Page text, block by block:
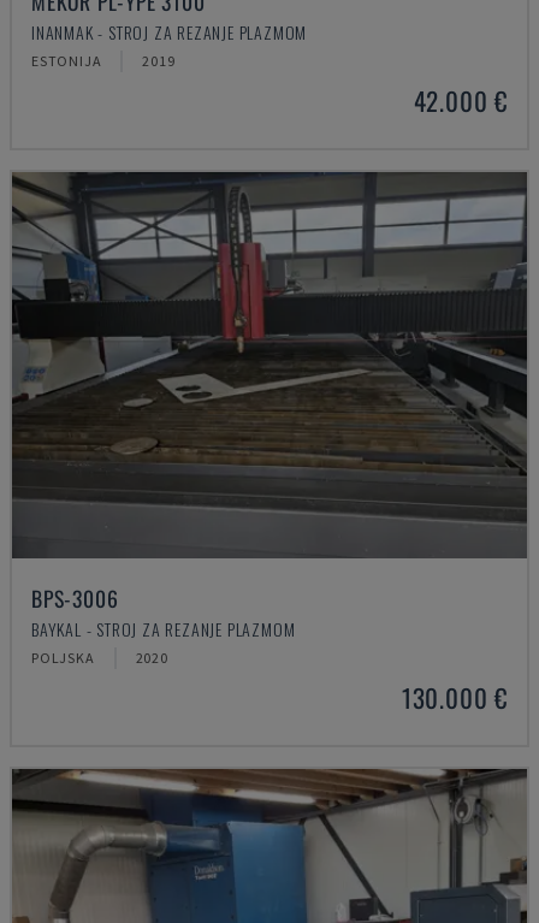
INANMAK - STROJ ZA REZANJE PLAZMOM
ESTONIJA 2019
42.000 €
BPS-3006
BAYKAL - STROJ ZA REZANJE PLAZMOM
POLJSKA 2020
130.000 €